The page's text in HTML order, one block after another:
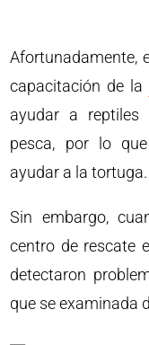
Afortunadamente,
capacitación de la
ayudar a reptiles
pesca, por lo
ayudar a la tortuga.
Sin embargo,
centro de rescate
detectaron
que se examinada